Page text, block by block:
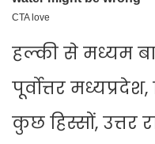
हल्की से मध्यम
पूर्वोत्तर
कुछ हिस्सों, उत्तर